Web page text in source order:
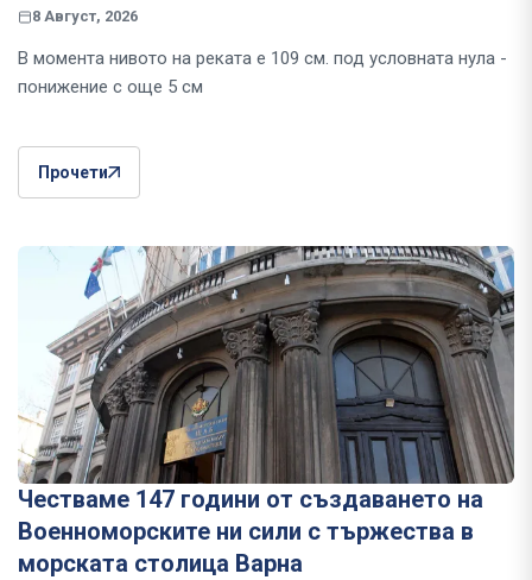
8 Август, 2026
В момента нивото на реката е 109 см. под условната нула -
понижение с още 5 см
Прочети
Честваме 147 години от създаването на
Военноморските ни сили с тържества в
морската столица Варна